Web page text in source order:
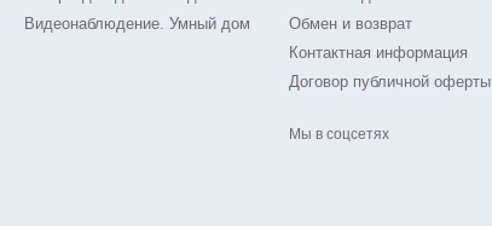
Видеонаблюдение. Умный дом
Обмен и возврат
Контактная информация
Договор публичной оферты
Мы в соцсетях